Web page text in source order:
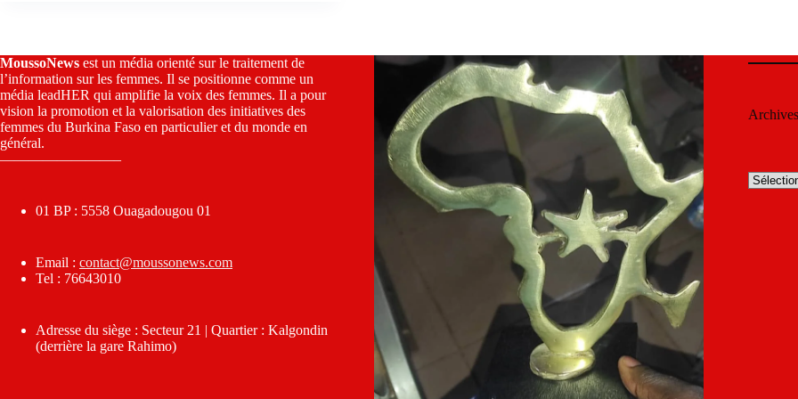
MoussoNews est un média orienté sur le traitement de
l’information sur les femmes. Il se positionne comme un
média leadHER qui amplifie la voix des femmes. Il a pour
vision la promotion et la valorisation des initiatives des
femmes du Burkina Faso en particulier et du monde en
général.
————————–
01 BP : 5558 Ouagadougou 01
Email : contact@moussonews.com
Tel : 76643010
Adresse du siège : Secteur 21 | Quartier : Kalgondin
(derrière la gare Rahimo)
Archives
Archives